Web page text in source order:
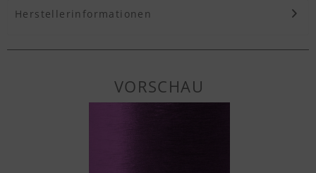
Herstellerinformationen
VORSCHAU